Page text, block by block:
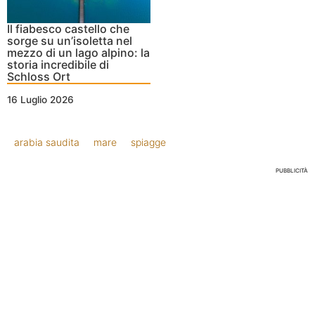
Il fiabesco castello che
sorge su un’isoletta nel
mezzo di un lago alpino: la
storia incredibile di
Schloss Ort
16 Luglio 2026
arabia saudita mare spiagge
PUBBLICITÀ